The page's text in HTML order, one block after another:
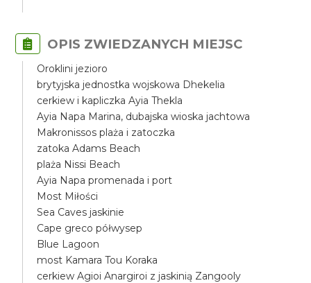
OPIS ZWIEDZANYCH MIEJSC
Oroklini jezioro
brytyjska jednostka wojskowa Dhekelia
cerkiew i kapliczka Ayia Thekla
Ayia Napa Marina, dubajska wioska jachtowa
Makronissos plaża i zatoczka
zatoka Adams Beach
plaża Nissi Beach
Ayia Napa promenada i port
Most Miłości
Sea Caves jaskinie
Cape greco półwysep
Blue Lagoon
most Kamara Tou Koraka
cerkiew Agioi Anargiroi z jaskinią Zangooly